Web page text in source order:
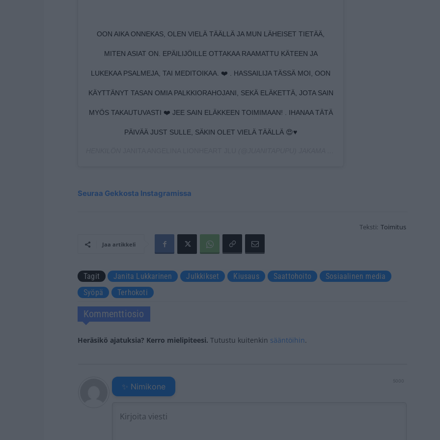
OON AIKA ONNEKAS, OLEN VIELÄ TÄÄLLÄ JA MUN LÄHEISET TIETÄÄ,
MITEN ASIAT ON. EPÄILIJÖILLE OTTAKAA RAAMATTU KÄTEEN JA
LUKEKAA PSALMEJA, TAI MEDITOIKAA. ❤️ . HASSAILIJA TÄSSÄ MOI, OON
KÄYTTÄNYT TASAN OMIA PALKKIORAHOJANI, SEKÄ ELÄKETTÄ, JOTA SAIN
MYÖS TAKAUTUVASTI ❤️ JEE SAIN ELÄKKEEN TOIMIMAAN! . IHANAA TÄTÄ
PÄIVÄÄ JUST SULLE, SÄKIN OLET VIELÄ TÄÄLLÄ 😍♥️
Seuraa Gekkosta Instagramissa
Teksti: Toimitus
Jaa artikkeli
Tagit Janita Lukkarinen Julkkikset Kiusaus Saattohoito
Sosiaalinen media
Syöpä
Terhokoti
Kommenttiosio
Heräsikö ajatuksia? Kerro mielipiteesi. Tutustu kuitenkin sääntöihin.
5000
✨ Nimikone